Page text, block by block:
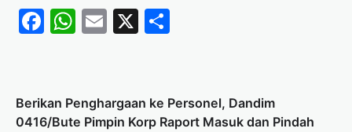
Facebook
WhatsApp
Email
X
Berikan Penghargaan ke Personel, Dandim
0416/Bute Pimpin Korp Raport Masuk dan Pindah